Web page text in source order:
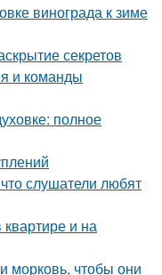
винограда к зиме
секретов
и команды
полное
слушатели любят
квартире и на
морковь, чтобы они